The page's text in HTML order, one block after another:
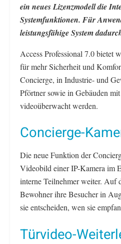
ein neues Lizenzmodell die
Systemfunktionen. Für
leistungsfähige System
Access Professional 7.0 bietet
für mehr Sicherheit und
Concierge, in Industrie- und
Pförtner sowie in Gebäuden
videoüberwacht werden.
Concierge-
Die neue Funktion der
Videobild einer IP-Kamera im
interne Teilnehmer weiter. Auf
Bewohner ihre Besucher in
sie entscheiden, wen sie
Türvideo-